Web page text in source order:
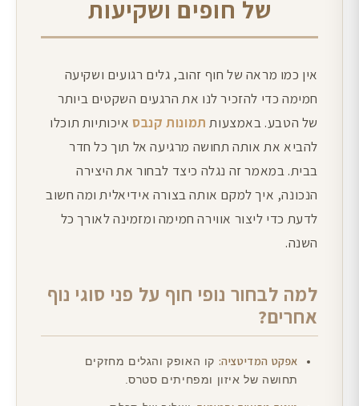
של חופים ושקיעות
אין כמו מראה של חוף זהוב, גלים רגועים ושקיעה
חמימה כדי להזכיר לנו את הרגעים השקטים ביותר
של הטבע. באמצעות תמונות קנבסאיכותיות תוכלו
להביא את אותה תחושה מרגיעה אל תוך כל חדר
בבית. במאמר זה נגלה כיצד לבחור את היצירה
הנכונה, איך למקם אותה בצורה אידיאלית ומה חשוב
לדעת כדי ליצור אווירה חמימה ומזמינה לאורך כל
השנה.
למה לבחור נופי חוף על פני סוגי נוף
אחרים?
אפקט המדיטציה: קו האופק והגלים מחזקים
תחושה של איזון ומפחיתים סטרס.